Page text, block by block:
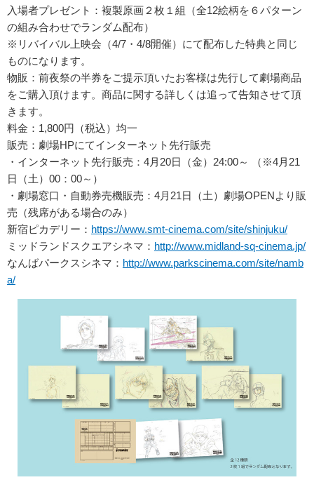
入場者プレゼント：複製原画２枚１組（全12絵柄を６パターン
の組み合わせでランダム配布）
※リバイバル上映会（4/7・4/8開催）にて配布した特典と同じ
ものになります。
物販：前夜祭の半券をご提示頂いたお客様は先行して劇場商品
をご購入頂けます。商品に関する詳しくは追って告知させて頂
きます。
料金：1,800円（税込）均一
販売：劇場HPにてインターネット先行販売
・インターネット先行販売：4月20日（金）24:00～ （※4月21
日（土）00：00～）
・劇場窓口・自動券売機販売：4月21日（土）劇場OPENより販
売（残席がある場合のみ）
新宿ピカデリー： https://www.smt-cinema.com/site/shinjuku/
ミッドランドスクエアシネマ： http://www.midland-sq-cinema.jp/
なんばパークスシネマ： http://www.parkscinema.com/site/namb
a/